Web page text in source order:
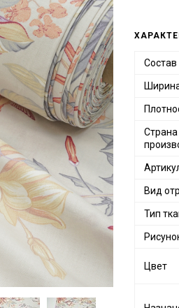
Состав
Страна
Вид
Тип
Цвет